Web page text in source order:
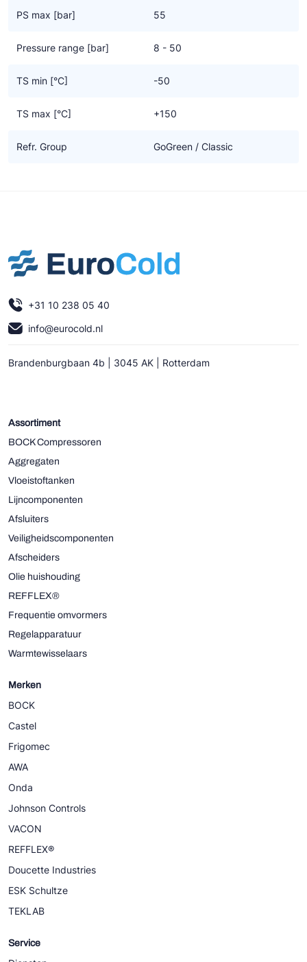
PS max [bar] 55
Pressure range [bar] 8 - 50
TS min [°C] -50
TS max [°C] +150
Refr. Group GoGreen / Classic
+31 10 238 05 40
info@eurocold.nl
Brandenburgbaan 4b | 3045 AK | Rotterdam
Assortiment
BOCK Compressoren
Aggregaten
Vloeistoftanken
Lijncomponenten
Afsluiters
Veiligheidscomponenten
Afscheiders
Olie huishouding
REFFLEX®
Frequentie omvormers
Regelapparatuur
Warmtewisselaars
Merken
BOCK
Castel
Frigomec
AWA
Onda
Johnson Controls
VACON
REFFLEX®
Doucette Industries
ESK Schultze
TEKLAB
Service